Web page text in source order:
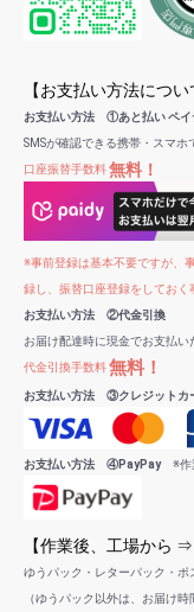
【お支払い方法につい
お支払い方法 ①あと払い ペイ
SMSが確認できる携帯・スマホ
口座振替手数料無料！
※事前登録は基本不要ですが、
録し、振替口座登録をしておく
お支払い方法 ②代金引換
お届け配達時に現金でお支払い
代金引換手数料無料！
お支払い方法 ③クレジットカ
お支払い方法 ④PayPay※作
【作業後、工場から
ゆうパック・レターパック・ポ
（ゆうパック以外は、お届け